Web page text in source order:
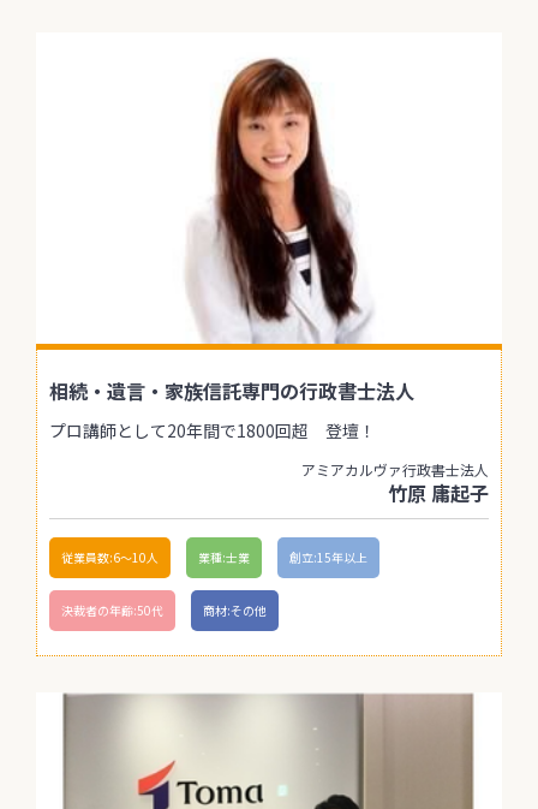
相続・遺言・家族信託専門の行政書士法人
プロ講師として20年間で1800回超 登壇！
アミアカルヴァ行政書士法人
竹原 庸起子
従業員数:6～10人 業種:士業 創立:15年以上
決裁者の年齢:50代 商材:その他